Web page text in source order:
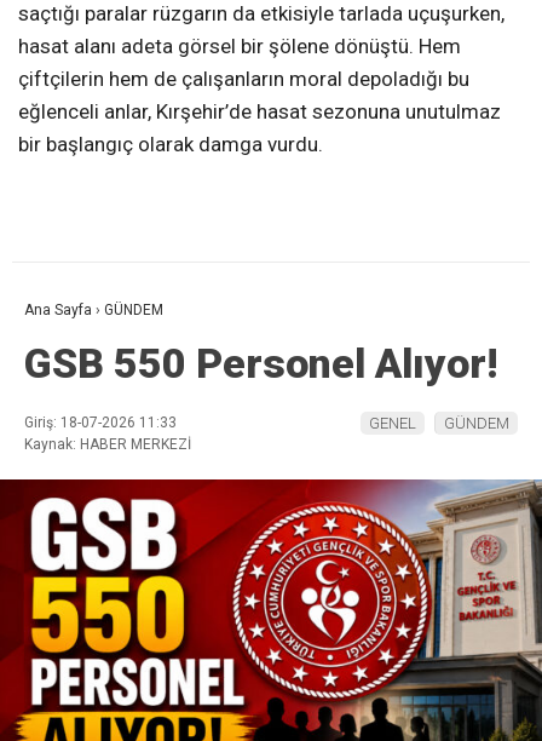
saçtığı paralar rüzgarın da etkisiyle tarlada uçuşurken,
hasat alanı adeta görsel bir şölene dönüştü. Hem
çiftçilerin hem de çalışanların moral depoladığı bu
eğlenceli anlar, Kırşehir’de hasat sezonuna unutulmaz
bir başlangıç olarak damga vurdu.
Ana Sayfa › GÜNDEM
GSB 550 Personel Alıyor!
Giriş: 18-07-2026 11:33
Kaynak: HABER MERKEZİ
GENEL GÜNDEM